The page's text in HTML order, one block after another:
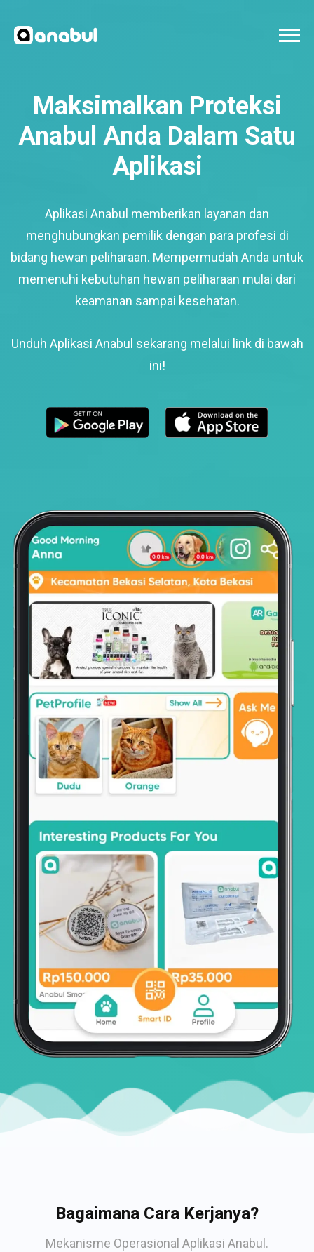
Maksimalkan Proteksi
Anabul Anda Dalam Satu
Aplikasi
Aplikasi Anabul memberikan layanan dan
menghubungkan pemilik dengan para profesi di
bidang hewan peliharaan. Mempermudah Anda untuk
memenuhi kebutuhan hewan peliharaan mulai dari
keamanan sampai kesehatan.
Unduh Aplikasi Anabul sekarang melalui link di bawah
ini!
Bagaimana Cara Kerjanya?
Mekanisme Operasional Aplikasi Anabul.